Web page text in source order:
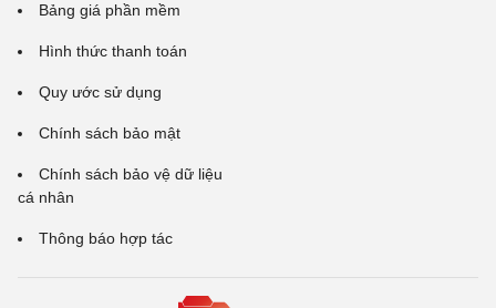
Bảng giá phần mềm
Hình thức thanh toán
Quy ước sử dụng
Chính sách bảo mật
Chính sách bảo vệ dữ liệu
cá nhân
Thông báo hợp tác